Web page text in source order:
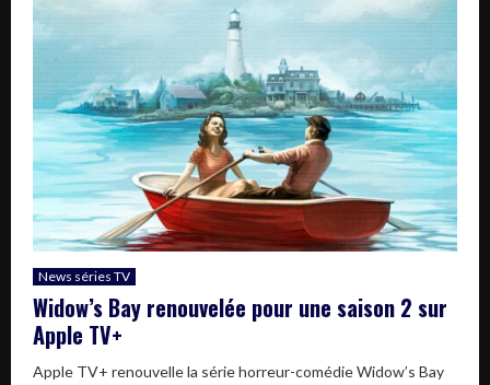
News séries TV
Widow’s Bay renouvelée pour une saison 2 sur
Apple TV+
Apple TV+ renouvelle la série horreur-comédie Widow’s Bay